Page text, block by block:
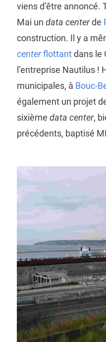
viens d’être annoncé.
Mai un data centerde
construction. Il y a
centerflottantdans le
l’entreprise Nautilus !
municipales, à Bouc-
également un projet
sixième data center,
précédents, baptisé